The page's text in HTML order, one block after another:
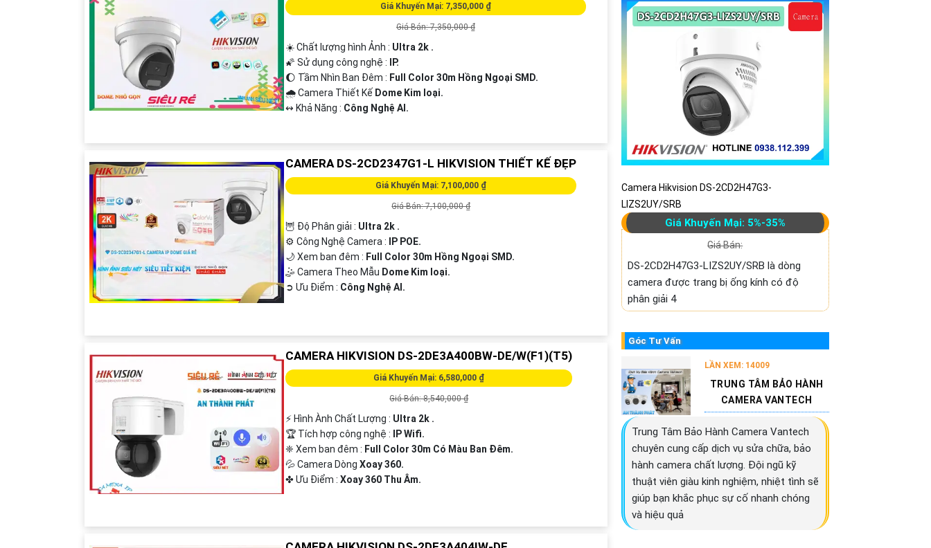
Giá Khuyến Mại: 7,350,000 ₫
Giá Bán: 7,350,000 ₫
☀️ Chất lượng hình Ảnh : Ultra 2k .
🌠 Sử dụng công nghệ :
IP.
🌔 Tầm Nhìn Ban Đêm : Full Color 30m Hồng Ngoại SMD.
🌧️ Camera Thiết Kế Dome Kim loại.
️↭ Khả Năng : Công Nghệ AI.
CAMERA DS-2CD2347G1-L HIKVISION THIẾT KẾ ĐẸP
Giá Khuyến Mại: 7,100,000 ₫
Giá Bán: 7,100,000 ₫
🦉 Độ Phân giải : Ultra 2k .
⚙ Công Nghệ Camera : IP POE.
🌙 Xem ban đêm : Full Color 30m Hồng Ngoại SMD.
🤹 Camera Theo Mẫu Dome Kim loại.
️➲ Ưu Điểm : Công Nghệ AI.
CAMERA HIKVISION DS-2DE3A400BW-DE/W(F1)(T5)
Giá Khuyến Mại: 6,580,000 ₫
Giá Bán: 8,540,000 ₫
️⚡ Hình Ành Chất Lượng : Ultra 2k .
🏆 Tích hợp công nghệ :
IP Wifi.
❈ Xem ban đêm : Full Color 30m Có Màu Ban Đêm.
💦 Camera DòngXoay 360.
️✤ Ưu Điểm :Xoay 360 Thu Âm.
Camera Hikvision DS-2CD2H47G3-
LIZS2UY/SRB
Giá Khuyến Mại: 5%-35%
Giá Bán:
DS-2CD2H47G3-LIZS2UY/SRB là dòng
camera được trang bị ống kính có độ
phân giải 4
Góc Tư Vấn
LẦN XEM: 14009
TRUNG TÂM BẢO HÀNH
CAMERA VANTECH
Trung Tâm Bảo Hành Camera Vantech
chuyên cung cấp dịch vụ sửa chữa, bảo
hành camera chất lượng. Đội ngũ kỹ
thuật viên giàu kinh nghiệm, nhiệt tình sẽ
giúp bạn khắc phục sự cố nhanh chóng
và hiệu quả